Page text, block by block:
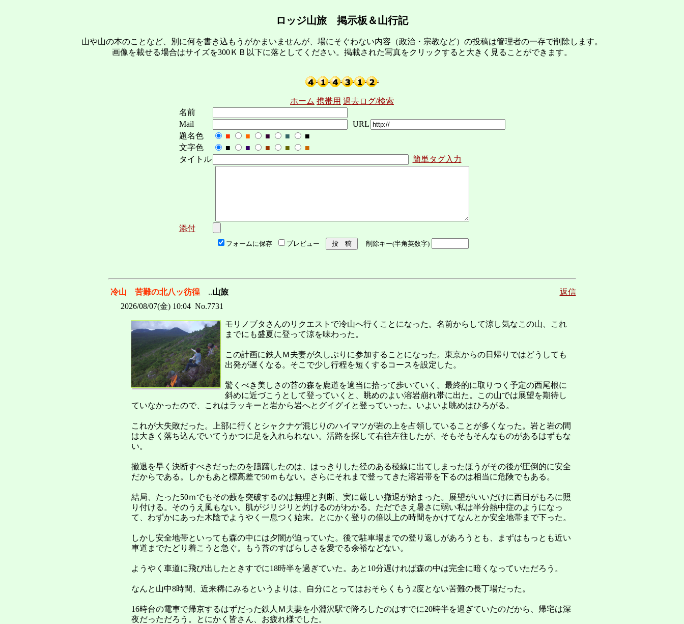
ロッジ山旅 掲示板＆山行記
山や山の本のことなど、別に何を書き込もうがかまいませんが、場にそぐわない内容（政治・宗教など）の投稿は管理者の一存で削除します。
画像を載せる場合はサイズを300ＫＢ以下に落としてください。掲載された写真をクリックすると大きく見ることができます。
ホーム 携帯用 過去ログ/検索
名前
Mail
URL
題名色
■ ■ ■ ■
■
文字色
■ ■ ■ ■
■
タイトル
簡単タグ入力
添付
フォームに保存 プレビュー 削除キー(半角英数字)
冷山 苦難の北八ッ彷徨 ..山旅
返信
2026/08/07(金) 10:04 No.7731
モリノブタさんのリクエストで冷山へ行くことになった。名前からして涼し気なこの山、これ
までにも盛夏に登って涼を味わった。
この計画に鉄人Ｍ夫妻が久しぶりに参加することになった。東京からの日帰りではどうしても
出発が遅くなる。そこで少し行程を短くするコースを設定した。
驚くべき美しさの苔の森を鹿道を適当に拾って歩いていく。最終的に取りつく予定の西尾根に
斜めに近づこうとして登っていくと、眺めのよい溶岩崩れ帯に出た。この山では展望を期待し
ていなかったので、これはラッキーと岩から岩へとグイグイと登っていった。いよいよ眺めはひろがる。
これが大失敗だった。上部に行くとシャクナゲ混じりのハイマツが岩の上を占領していることが多くなった。岩と岩の間
は大きく落ち込んでいてうかつに足を入れられない。活路を探して右往左往したが、そもそもそんなものがあるはずもな
い。
撤退を早く決断すべきだったのを躊躇したのは、はっきりした径のある稜線に出てしまったほうがその後が圧倒的に安全
だからである。しかもあと標高差で50ｍもない。さらにそれまで登ってきた溶岩帯を下るのは相当に危険でもある。
結局、たった50ｍでもその藪を突破するのは無理と判断、実に厳しい撤退が始まった。展望がいいだけに西日がもろに照
り付ける。そのうえ風もない。肌がジリジリと灼けるのがわかる。ただでさえ暑さに弱い私は半分熱中症のようになっ
て、わずかにあった木陰でようやく一息つく始末。とにかく登りの倍以上の時間をかけてなんとか安全地帯まで下った。
しかし安全地帯といっても森の中には夕闇が迫っていた。後で駐車場までの登り返しがあろうとも、まずはもっとも近い
車道までたどり着こうと急ぐ。もう苔のすばらしさを愛でる余裕などない。
ようやく車道に飛び出したときすでに18時半を過ぎていた。あと10分遅ければ森の中は完全に暗くなっていただろう。
なんと山中8時間、近来稀にみるというよりは、自分にとってはおそらくもう2度とない苦難の長丁場だった。
16時台の電車で帰京するはずだった鉄人Ｍ夫妻を小淵沢駅で降ろしたのはすでに20時半を過ぎていたのだから、帰宅は深
夜だっただろう。とにかく皆さん、お疲れ様でした。